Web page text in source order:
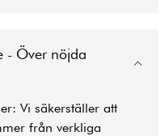
- Över nöjda
Vi säkerställer att
från verkliga